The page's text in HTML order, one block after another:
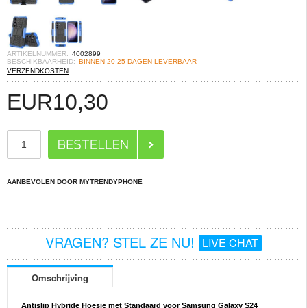
ARTIKELNUMMER: 4002899
BESCHIKBAARHEID: BINNEN 20-25 DAGEN LEVERBAAR
VERZENDKOSTEN
EUR10,30
AANBEVOLEN DOOR MYTRENDYPHONE
VRAGEN? STEL ZE NU! LIVE CHAT
Omschrijving
Antislip Hybride Hoesje met Standaard voor Samsung Galaxy S24